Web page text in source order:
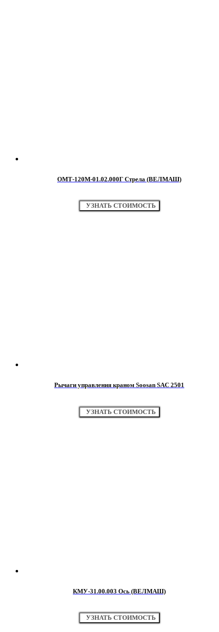
ОМТ-120М-01.02.000Г Стрела (ВЕЛМАШ)
УЗНАТЬ СТОИМОСТЬ
Рычаги управления краном Soosan SAC 2501
УЗНАТЬ СТОИМОСТЬ
КМУ-31.00.003 Ось (ВЕЛМАШ)
УЗНАТЬ СТОИМОСТЬ